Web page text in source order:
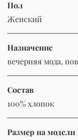
Пол
Женский
Назначение
вечерняя мода,
Состав
100% хлопок
Размер на модели